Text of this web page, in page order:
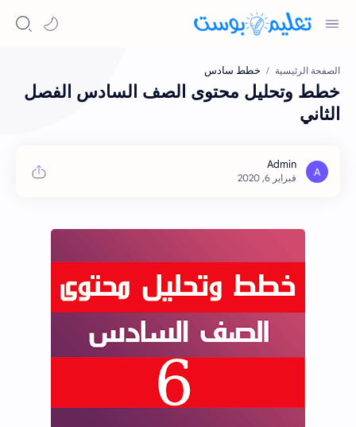
الصفحة الرئيسية خطط سادس
خطط وتحليل محتوى الصف السادس الفصل
الثاني